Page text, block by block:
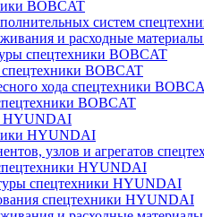
BOBCAT
систем
и расходные
спецтехники BOBCAT
спецтехники BOBCAT
хода спецтехники
BOBCAT
HYUNDAI
HYUNDAI
узлов и агрегатов
HYUNDAI
спецтехники HYUNDAI
спецтехники HYUNDAI